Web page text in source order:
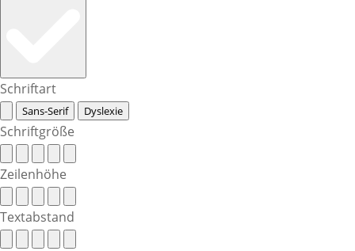
Schriftart
Sans-Serif Dyslexie
Schriftgröße
Zeilenhöhe
Textabstand